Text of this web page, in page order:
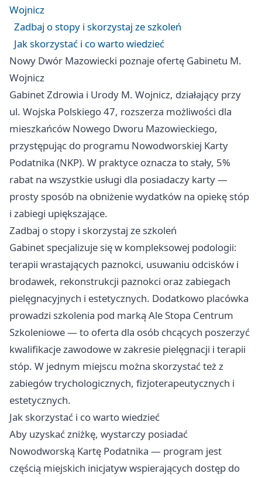
Wojnicz
Zadbaj o stopy i skorzystaj ze szkoleń
Jak skorzystać i co warto wiedzieć
Nowy Dwór Mazowiecki poznaje ofertę Gabinetu M.
Wojnicz
Gabinet Zdrowia i Urody M. Wojnicz, działający przy
ul. Wojska Polskiego 47, rozszerza możliwości dla
mieszkańców Nowego Dworu Mazowieckiego,
przystępując do programu Nowodworskiej Karty
Podatnika (NKP). W praktyce oznacza to stały, 5%
rabat na wszystkie usługi dla posiadaczy karty —
prosty sposób na obniżenie wydatków na opiekę stóp
i zabiegi upiększające.
Zadbaj o stopy i skorzystaj ze szkoleń
Gabinet specjalizuje się w kompleksowej podologii:
terapii wrastających paznokci, usuwaniu odcisków i
brodawek, rekonstrukcji paznokci oraz zabiegach
pielęgnacyjnych i estetycznych. Dodatkowo placówka
prowadzi szkolenia pod marką Ale Stopa Centrum
Szkoleniowe — to oferta dla osób chcących poszerzyć
kwalifikacje zawodowe w zakresie pielęgnacji i terapii
stóp. W jednym miejscu można skorzystać też z
zabiegów trychologicznych, fizjoterapeutycznych i
estetycznych.
Jak skorzystać i co warto wiedzieć
Aby uzyskać zniżkę, wystarczy posiadać
Nowodworską Kartę Podatnika — program jest
częścią miejskich inicjatyw wspierających dostęp do